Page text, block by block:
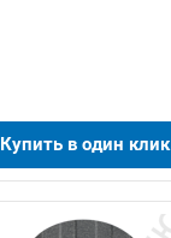
Купить в один клик